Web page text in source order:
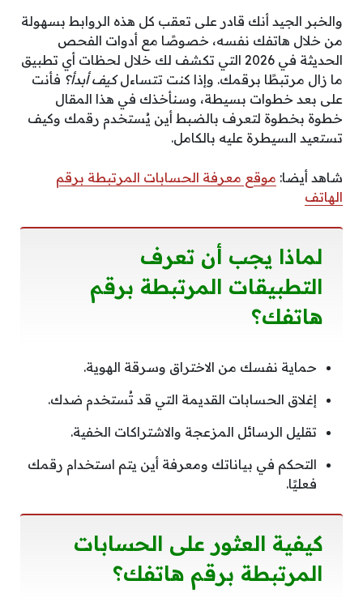
والخبر الجيد أنك قادر على تعقب كل هذه الروابط بسهولة
من خلال هاتفك نفسه، خصوصًا مع أدوات الفحص
الحديثة في 2026 التي تكشف لك خلال لحظات أي تطبيق
ما زال مرتبطًا برقمك. وإذا كنت تتساءلكيف أبدأ؟ فأنت
على بعد خطوات بسيطة، وسنأخذك في هذا المقال
خطوة بخطوة لتعرف بالضبط أين يُستخدم رقمك وكيف
تستعيد السيطرة عليه بالكامل.
شاهد أيضا: موقع معرفة الحسابات المرتبطة برقم
الهاتف
لماذا يجب أن تعرف
التطبيقات المرتبطة برقم
هاتفك؟
حماية نفسك من الاختراق وسرقة الهوية.
إغلاق الحسابات القديمة التي قد تُستخدم ضدك.
تقليل الرسائل المزعجة والاشتراكات الخفية.
التحكم في بياناتك ومعرفة أين يتم استخدام رقمك
فعليًا.
كيفية العثور على الحسابات
المرتبطة برقم هاتفك؟